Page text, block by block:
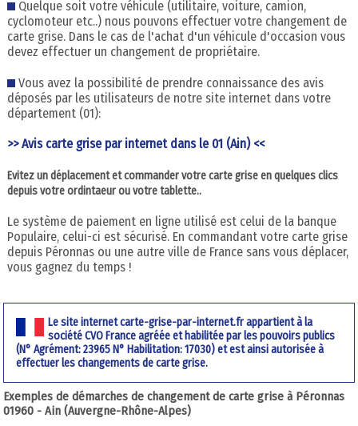
Quelque soit votre véhicule (utilitaire, voiture, camion,
cyclomoteur etc..) nous pouvons effectuer votre changement de
carte grise. Dans le cas de l'achat d'un véhicule d'occasion vous
devez effectuer un changement de propriétaire.
Vous avez la possibilité de prendre connaissance des avis
déposés par les utilisateurs de notre site internet dans votre
département (01):
>> Avis carte grise par internet dans le 01 (Ain) <<
Evitez un déplacement et commander votre carte grise en quelques clics
depuis votre ordintaeur ou votre tablette..
Le système de paiement en ligne utilisé est celui de la banque
Populaire, celui-ci est sécurisé. En commandant votre carte grise
depuis Péronnas ou une autre ville de France sans vous déplacer,
vous gagnez du temps !
Le site internet carte-grise-par-internet.fr appartient à la
société CVO France agréée et habilitée par les pouvoirs publics
(N° Agrément: 23965 N° Habilitation: 17030) et est ainsi autorisée à
effectuer les changements de carte grise.
Exemples de démarches de changement de carte grise à Péronnas
01960 - Ain (Auvergne-Rhône-Alpes)